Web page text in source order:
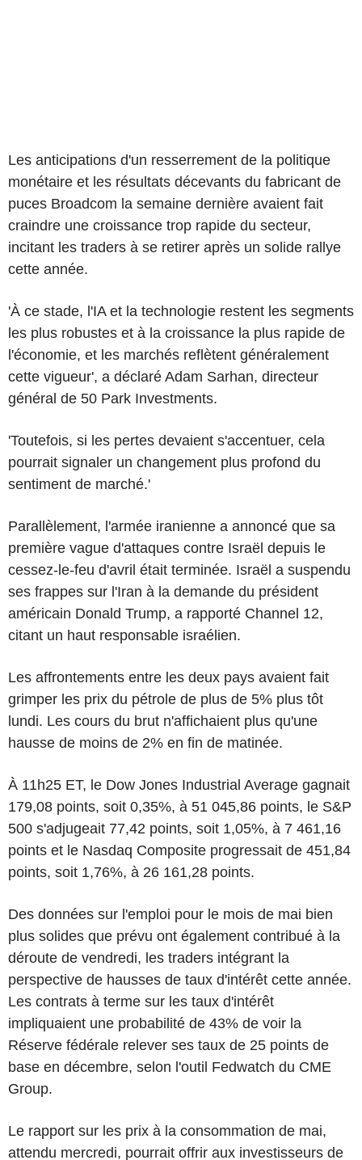
Les anticipations d'un resserrement de la politique
monétaire et les résultats décevants du fabricant de
puces Broadcom la semaine dernière avaient fait
craindre une croissance trop rapide du secteur,
incitant les traders à se retirer après un solide rallye
cette année.
'À ce stade, l'IA et la technologie restent les segments
les plus robustes et à la croissance la plus rapide de
l'économie, et les marchés reflètent généralement
cette vigueur', a déclaré Adam Sarhan, directeur
général de 50 Park Investments.
'Toutefois, si les pertes devaient s'accentuer, cela
pourrait signaler un changement plus profond du
sentiment de marché.'
Parallèlement, l'armée iranienne a annoncé que sa
première vague d'attaques contre Israël depuis le
cessez-le-feu d'avril était terminée. Israël a suspendu
ses frappes sur l'Iran à la demande du président
américain Donald Trump, a rapporté Channel 12,
citant un haut responsable israélien.
Les affrontements entre les deux pays avaient fait
grimper les prix du pétrole de plus de 5% plus tôt
lundi. Les cours du brut n'affichaient plus qu'une
hausse de moins de 2% en fin de matinée.
À 11h25 ET, le Dow Jones Industrial Average gagnait
179,08 points, soit 0,35%, à 51 045,86 points, le S&P
500 s'adjugeait 77,42 points, soit 1,05%, à 7 461,16
points et le Nasdaq Composite progressait de 451,84
points, soit 1,76%, à 26 161,28 points.
Des données sur l'emploi pour le mois de mai bien
plus solides que prévu ont également contribué à la
déroute de vendredi, les traders intégrant la
perspective de hausses de taux d'intérêt cette année.
Les contrats à terme sur les taux d'intérêt
impliquaient une probabilité de 43% de voir la
Réserve fédérale relever ses taux de 25 points de
base en décembre, selon l'outil Fedwatch du CME
Group.
Le rapport sur les prix à la consommation de mai,
attendu mercredi, pourrait offrir aux investisseurs de